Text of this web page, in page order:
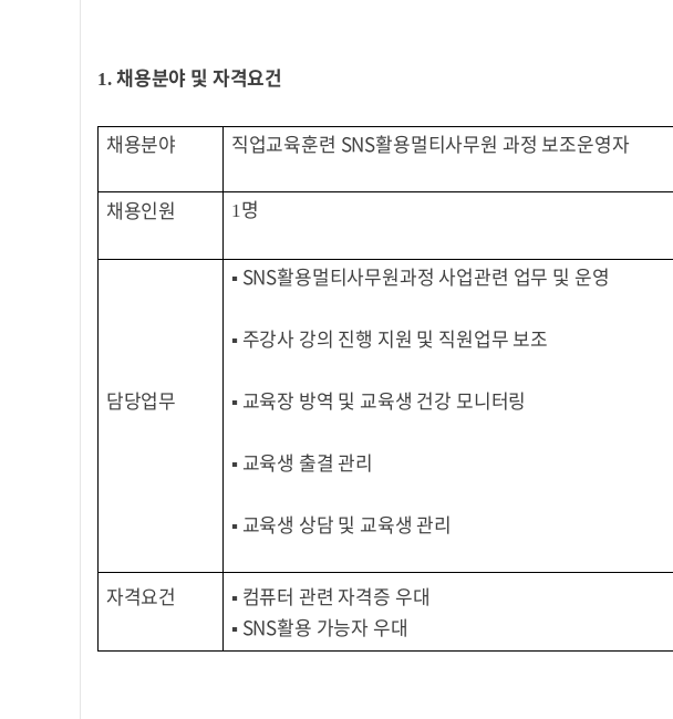
1. 채용분야 및 자격요건
채용분야 직업교육훈련 SNS활용멀티사무원 과정 보조운영자
채용인원 1명
담당업무
▪SNS활용멀티사무원과정 사업관련 업무 및 운영
▪ 주강사 강의 진행 지원 및 직원업무 보조
▪ 교육장 방역 및 교육생 건강 모니터링
▪ 교육생 출결 관리
▪ 교육생 상담 및 교육생 관리
자격요건 ▪컴퓨터 관련 자격증 우대
▪SNS활용 가능자 우대